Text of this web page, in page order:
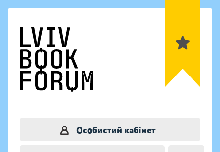
Особистий кабінет